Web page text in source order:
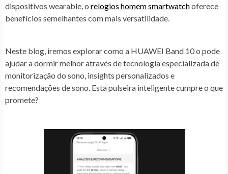
dispositivos wearable, o relogios homem smartwatchoferece
benefícios semelhantes com mais versatilidade.
Neste blog, iremos explorar como a HUAWEI Band 10 o pode
ajudar a dormir melhor através de tecnologia especializada de
monitorização do sono, insights personalizados e
recomendações de sono. Esta pulseira inteligente cumpre o que
promete?